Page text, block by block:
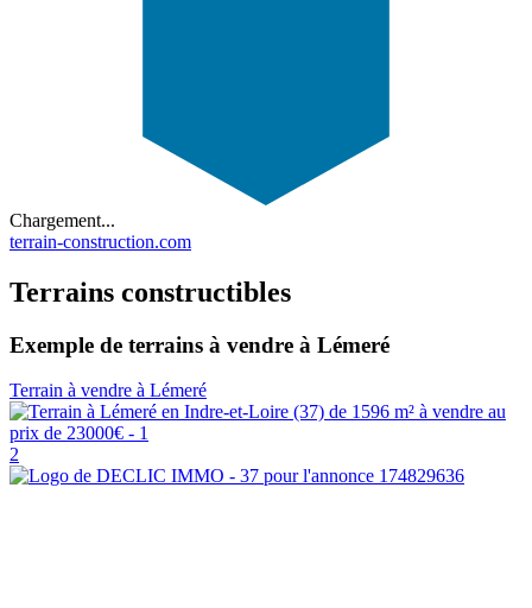
Chargement...
terrain-construction.com
Terrains constructibles
Exemple de terrains à vendre à Lémeré
Terrain à vendre à Lémeré
2